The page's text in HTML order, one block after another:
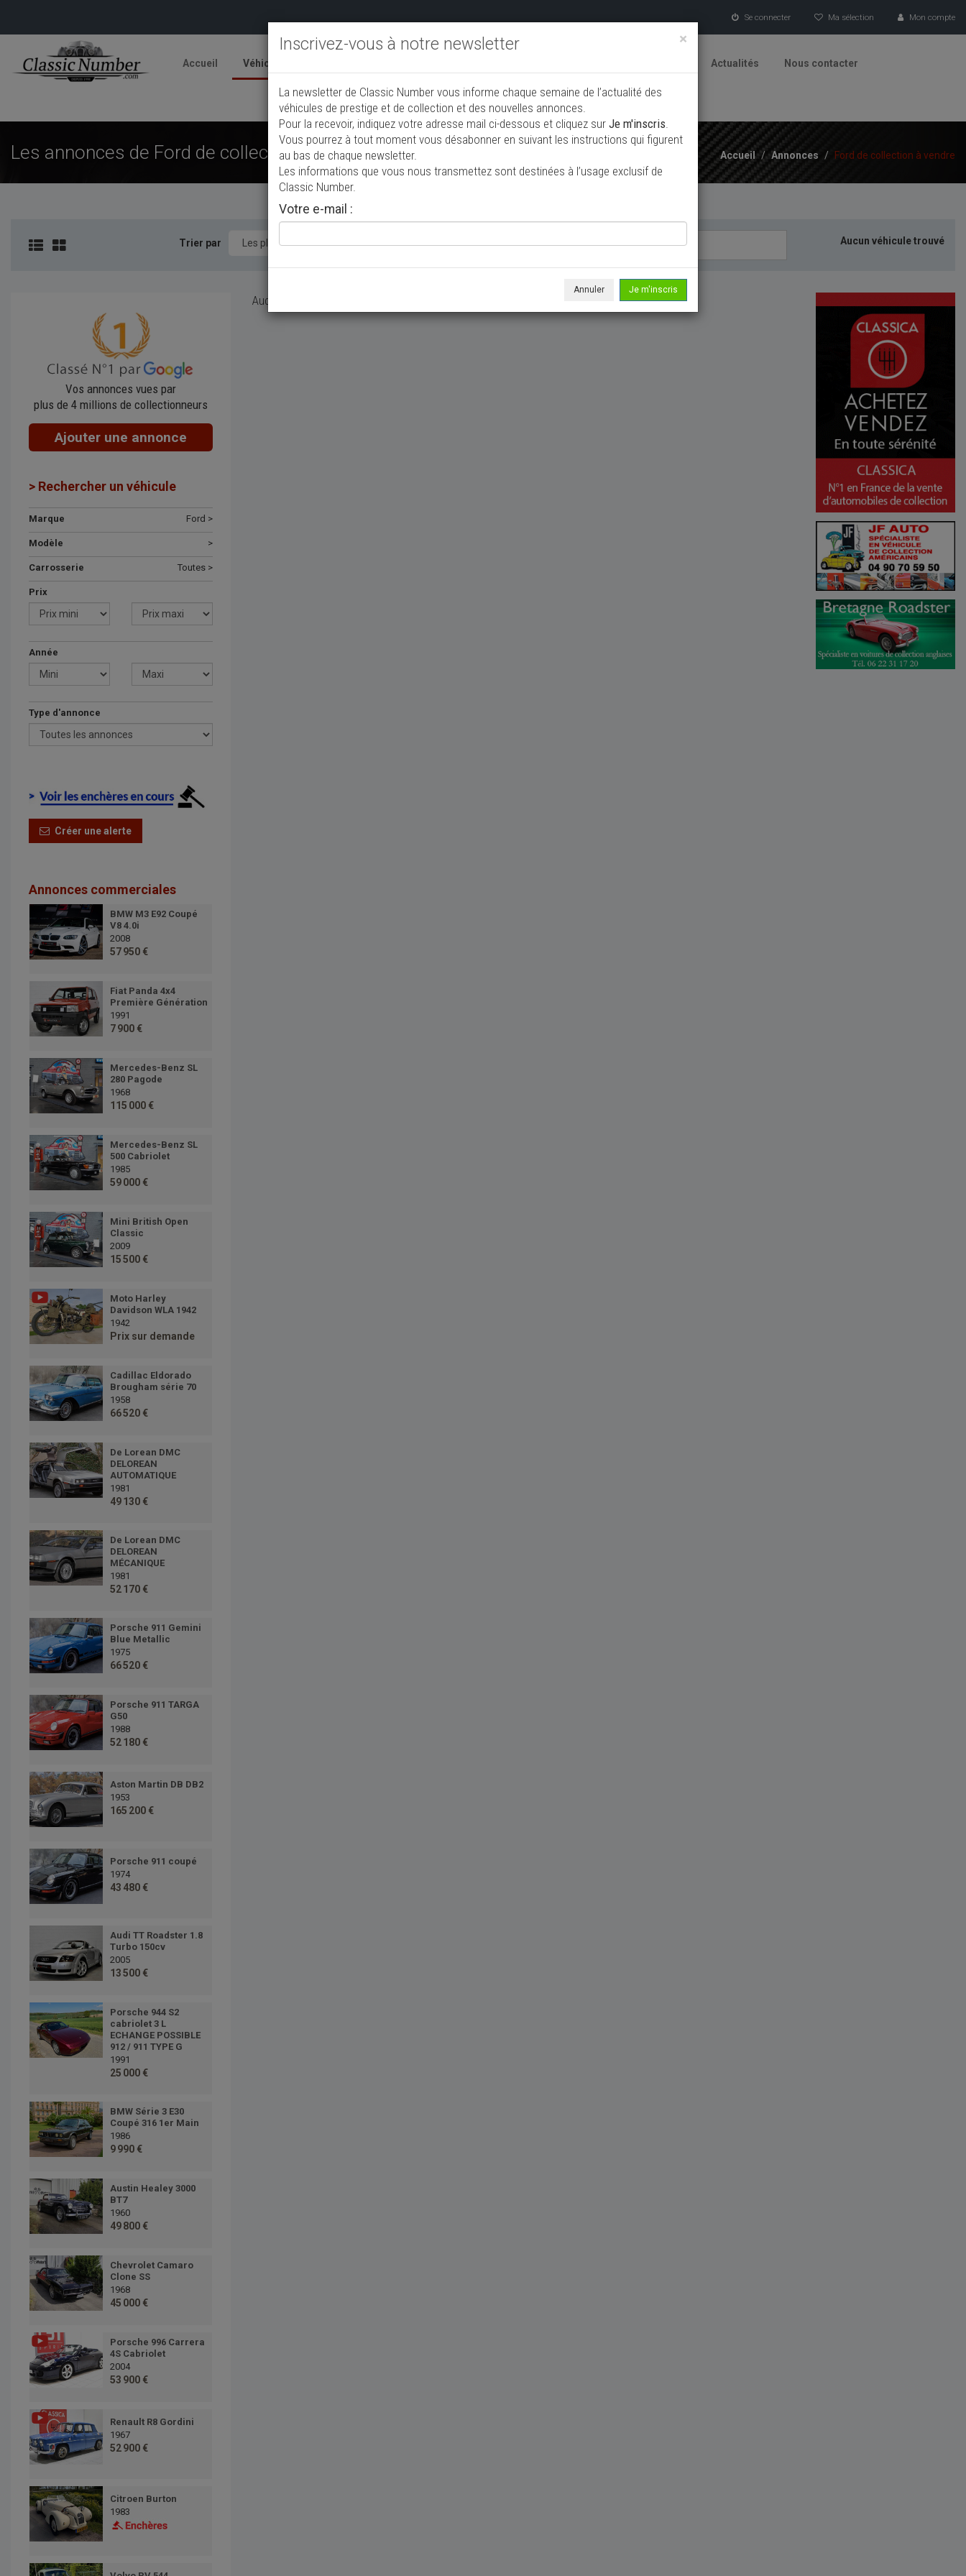
Se connecter Ma sélection Mon compte
Accueil Véhicules Actualités Nous contacter
Ajouter une annonce
Les annonces de Ford de collection à vendre Accueil / Annonces / Ford de collection à vendre
Trier par Aucun véhicule trouvé
Vos annonces vues par
plus de 4 millions de collectionneurs
Ajouter une annonce
> Rechercher un véhicule
Marque Ford >
Modèle >
Carrosserie Toutes >
Prix
Année
Type d'annonce
Créer une alerte
Annonces commerciales
BMW M3 E92 Coupé
V8 4.0i
2008
57 950 €
Fiat Panda 4x4
Première Génération
1991
7 900 €
Mercedes-Benz SL
280 Pagode
1968
115 000 €
Mercedes-Benz SL
500 Cabriolet
1985
59 000 €
Mini British Open
Classic
2009
15 500 €
Moto Harley
Davidson WLA 1942
1942
Prix sur demande
Cadillac Eldorado
Brougham série 70
1958
66 520 €
De Lorean DMC
DELOREAN
AUTOMATIQUE
1981
49 130 €
De Lorean DMC
DELOREAN
MÉCANIQUE
1981
52 170 €
Porsche 911 Gemini
Blue Metallic
1975
66 520 €
Porsche 911 TARGA
G50
1988
52 180 €
Aston Martin DB DB2
1953
165 200 €
Porsche 911 coupé
1974
43 480 €
Audi TT Roadster 1.8
Turbo 150cv
2005
13 500 €
Porsche 944 S2
cabriolet 3 L
ECHANGE POSSIBLE
912 / 911 TYPE G
1991
25 000 €
BMW Série 3 E30
Coupé 316 1er Main
1986
9 990 €
Austin Healey 3000
BT7
1960
49 800 €
Chevrolet Camaro
Clone SS
1968
45 000 €
Porsche 996 Carrera
4S Cabriolet
2004
53 900 €
Renault R8 Gordini
1967
52 900 €
Citroen Burton
1983
Aucun véhicule ne correspond à votre recherche, veuillez modifier vos critères de recherche...
×
Inscrivez-vous à notre newsletter
La newsletter de Classic Number vous informe chaque semaine de l’actualité des
véhicules de prestige et de collection et des nouvelles annonces.
Pour la recevoir, indiquez votre adresse mail ci-dessous et cliquez sur Je m'inscris.
Vous pourrez à tout moment vous désabonner en suivant les instructions qui figurent
au bas de chaque newsletter.
Les informations que vous nous transmettez sont destinées à l’usage exclusif de
Classic Number.
Votre e-mail :
Annuler Je m'inscris